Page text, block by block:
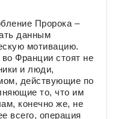
Пророка –
данным
мотивацию.
Франции стоят не
и люди,
действующие по
то, что им
конечно же, не
всего, операция